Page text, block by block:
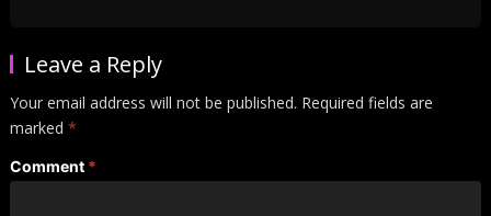
Leave a Reply
Your email address will not be published. Required fields are
marked *
Comment *